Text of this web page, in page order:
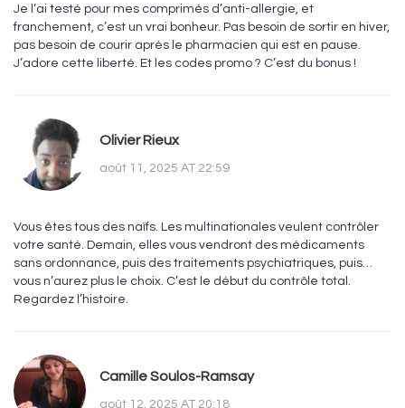
Je l’ai testé pour mes comprimés d’anti-allergie, et
franchement, c’est un vrai bonheur. Pas besoin de sortir en hiver,
pas besoin de courir après le pharmacien qui est en pause.
J’adore cette liberté. Et les codes promo ? C’est du bonus !
Olivier Rieux
août 11, 2025 AT 22:59
Vous êtes tous des naïfs. Les multinationales veulent contrôler
votre santé. Demain, elles vous vendront des médicaments
sans ordonnance, puis des traitements psychiatriques, puis…
vous n’aurez plus le choix. C’est le début du contrôle total.
Regardez l’histoire.
Camille Soulos-Ramsay
août 12, 2025 AT 20:18